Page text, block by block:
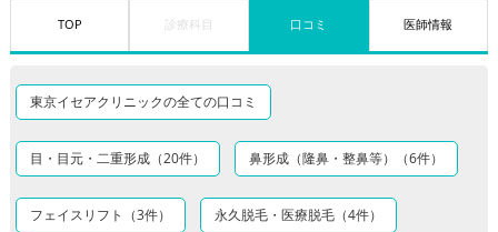
TOP 診療科目 口コミ 医師情報
東京イセアクリニックの全ての口コミ
目・目元・二重形成（20件） 鼻形成（隆鼻・整鼻等）（6件）
フェイスリフト（3件） 永久脱毛・医療脱毛（4件）